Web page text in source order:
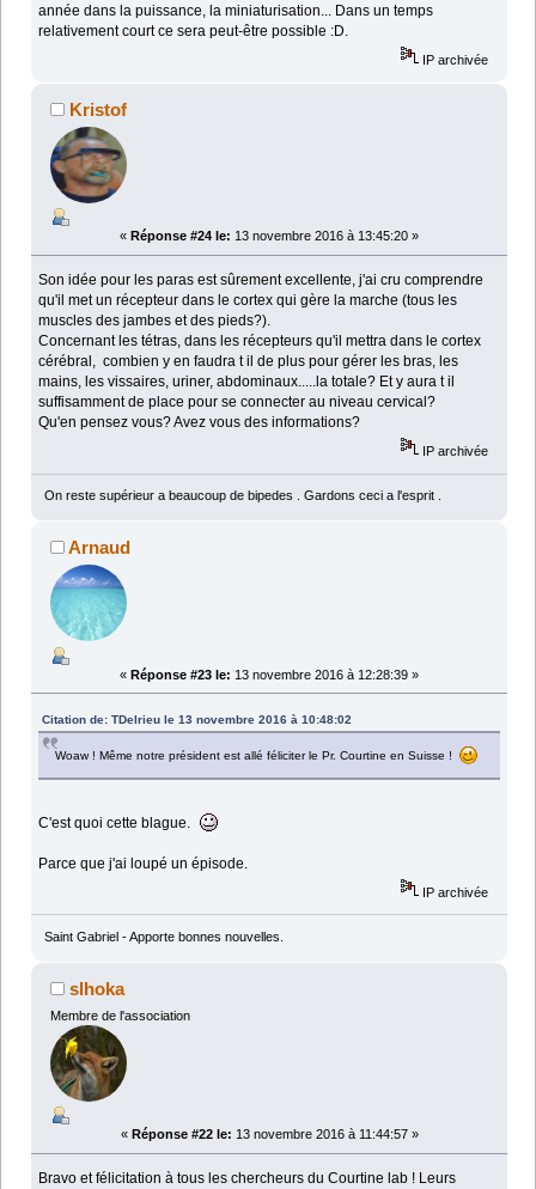
année dans la puissance, la miniaturisation... Dans un temps
relativement court ce sera peut-être possible :D.
IP archivée
Kristof
« Réponse #24 le: 13 novembre 2016 à 13:45:20 »
Son idée pour les paras est sûrement excellente, j'ai cru comprendre
qu'il met un récepteur dans le cortex qui gère la marche (tous les
muscles des jambes et des pieds?).
Concernant les tétras, dans les récepteurs qu'il mettra dans le cortex
cérébral, combien y en faudra t il de plus pour gérer les bras, les
mains, les vissaires, uriner, abdominaux.....la totale? Et y aura t il
suffisamment de place pour se connecter au niveau cervical?
Qu'en pensez vous? Avez vous des informations?
IP archivée
On reste supérieur a beaucoup de bipedes . Gardons ceci a l'esprit .
Arnaud
« Réponse #23 le: 13 novembre 2016 à 12:28:39 »
Citation de: TDelrieu le 13 novembre 2016 à 10:48:02
Woaw ! Même notre président est allé féliciter le Pr. Courtine en Suisse !
C'est quoi cette blague.
Parce que j'ai loupé un épisode.
IP archivée
Saint Gabriel - Apporte bonnes nouvelles.
slhoka
Membre de l'association
« Réponse #22 le: 13 novembre 2016 à 11:44:57 »
Bravo et félicitation à tous les chercheurs du Courtine lab ! Leurs